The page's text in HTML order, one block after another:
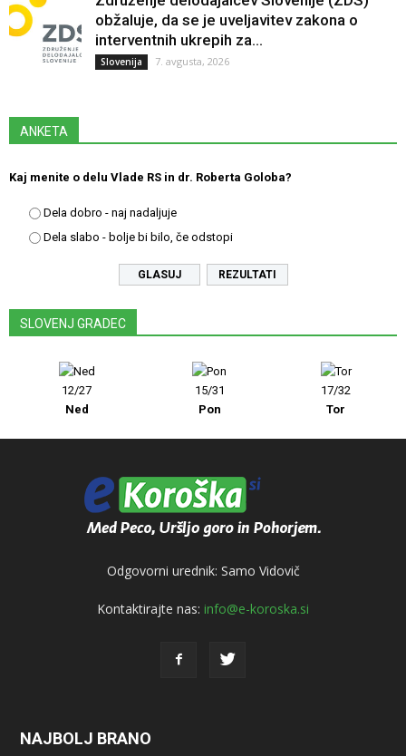
obžaluje, da se je uveljavitev zakona o
interventnih ukrepih za...
Slovenija 7. avgusta, 2026
ANKETA
Kaj menite o delu Vlade RS in dr. Roberta Goloba?
Dela dobro - naj nadaljuje
Dela slabo - bolje bi bilo, če odstopi
REZULTATI
SLOVENJ GRADEC
12/27
Ned
15/31
Pon
17/32
Tor
Odgovorni urednik: Samo Vidovič
Kontaktirajte nas: info@e-koroska.si
NAJBOLJ BRANO